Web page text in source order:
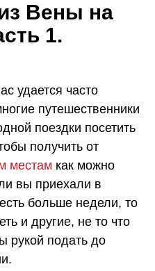
Вены на
1.
удается часто
путешественники
поездки посетить
получить от
местам как можно
вы приехали в
больше недели, то
и другие, не то что
рукой подать до